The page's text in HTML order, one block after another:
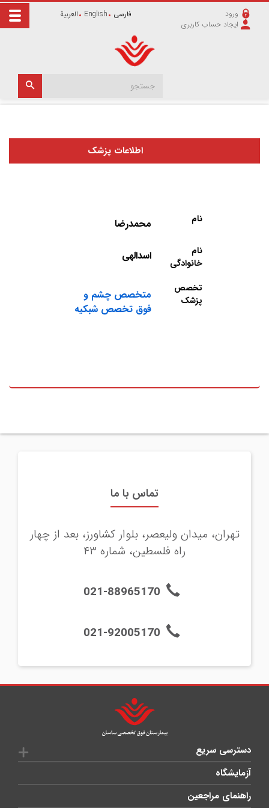
ورود
ایجاد حساب کاربری
فارسی English العربیة
اطلاعات پزشک
نام محمدرضا
نام
خانوادگی
اسدالهی
تخصص
پزشک
متخصص چشم و
فوق تخصص شبکیه
تماس با ما
تهران، میدان ولیعصر، بلوار کشاورز، بعد از چهار
راه فلسطین، شماره ۴۳
021-88965170
021-92005170
دسترسی سریع
آزمایشگاه
راهنمای مراجعین